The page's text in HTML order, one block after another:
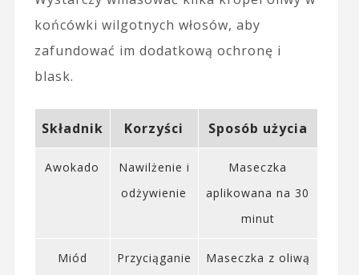
końcówki wilgotnych włosów, aby
zafundować im dodatkową ochronę i
blask.
Składnik Korzyści Sposób użycia
Awokado
Nawilżenie i
odżywienie
Maseczka
aplikowana na 30
minut
Miód
Przyciąganie
Maseczka z oliwą